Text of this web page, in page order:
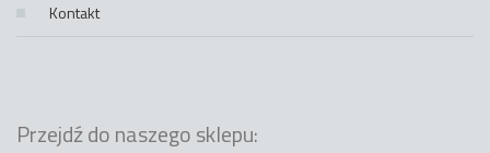
Kontakt
Przejdź do naszego sklepu: